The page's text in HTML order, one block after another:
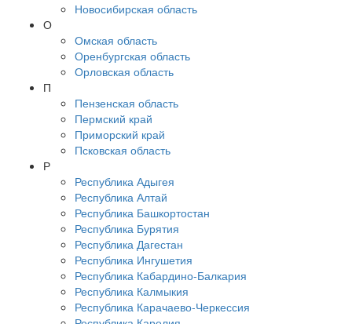
Новосибирская область
О
Омская область
Оренбургская область
Орловская область
П
Пензенская область
Пермский край
Приморский край
Псковская область
Р
Республика Адыгея
Республика Алтай
Республика Башкортостан
Республика Бурятия
Республика Дагестан
Республика Ингушетия
Республика Кабардино-Балкария
Республика Калмыкия
Республика Карачаево-Черкессия